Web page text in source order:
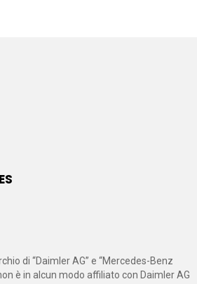
di “Daimler AG” e “Mercedes-Benz
è in alcun modo affiliato con Daimler AG